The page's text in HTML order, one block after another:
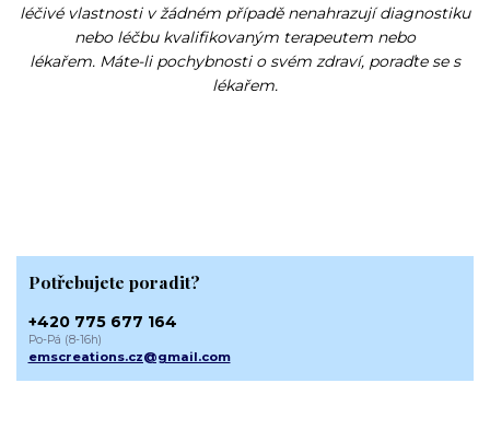
léčivé vlastnosti v žádném případě nenahrazují diagnostiku
nebo léčbu kvalifikovaným terapeutem nebo
lékařem. Máte-li pochybnosti o svém zdraví, poraďte se s
lékařem.
Potřebujete poradit?
+420 775 677 164
Po-Pá (8-16h)
emscreations.cz@gmail.com